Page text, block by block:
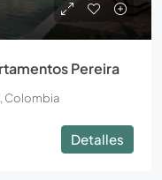
Pereira
Colombia
Detalles